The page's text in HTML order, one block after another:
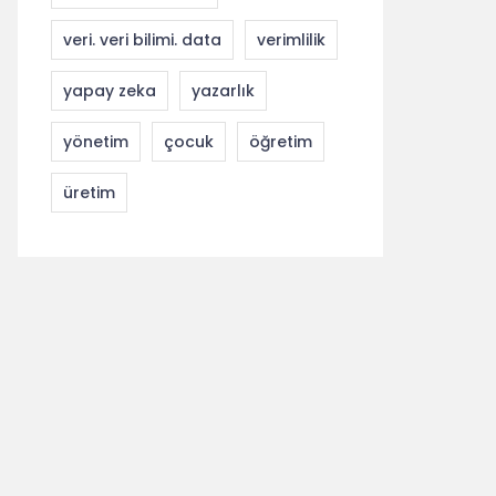
veri. veri bilimi. data verimlilik
yapay zeka yazarlık
yönetim çocuk öğretim
üretim